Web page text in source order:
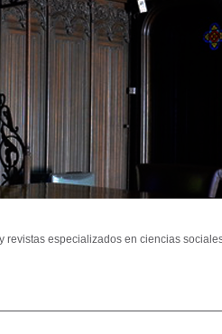
especializados en ciencias